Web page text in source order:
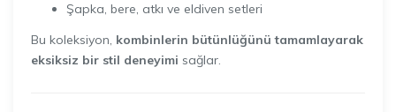
Şapka, bere, atkı ve eldiven setleri
Bu koleksiyon, kombinlerin bütünlüğünü tamamlayarak
eksiksiz bir stil deneyimi sağlar.